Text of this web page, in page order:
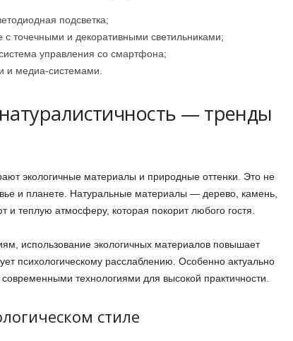
подсветка;
точечными и декоративными светильниками;
управления со смартфона;
и медиа-системами.
— тренды
экологичные материалы и природные оттенки. Это не
и планете. Натуральные материалы — дерево, камень,
и теплую атмосферу, которая покорит любого гостя.
использование экологичных материалов повышает
психологическому расслаблению. Особенно актуально
технологиями для высокой практичности.
стиле